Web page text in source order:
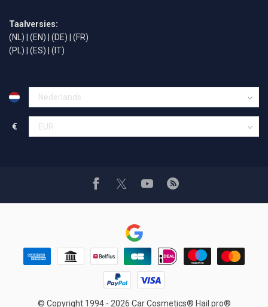
Taalversies:
(NL)
(EN) (DE)
(FR)
(PL)
(ES) (IT)
€
© Copyright 1994 - 2026 Car Cosmetics® Hail pro®